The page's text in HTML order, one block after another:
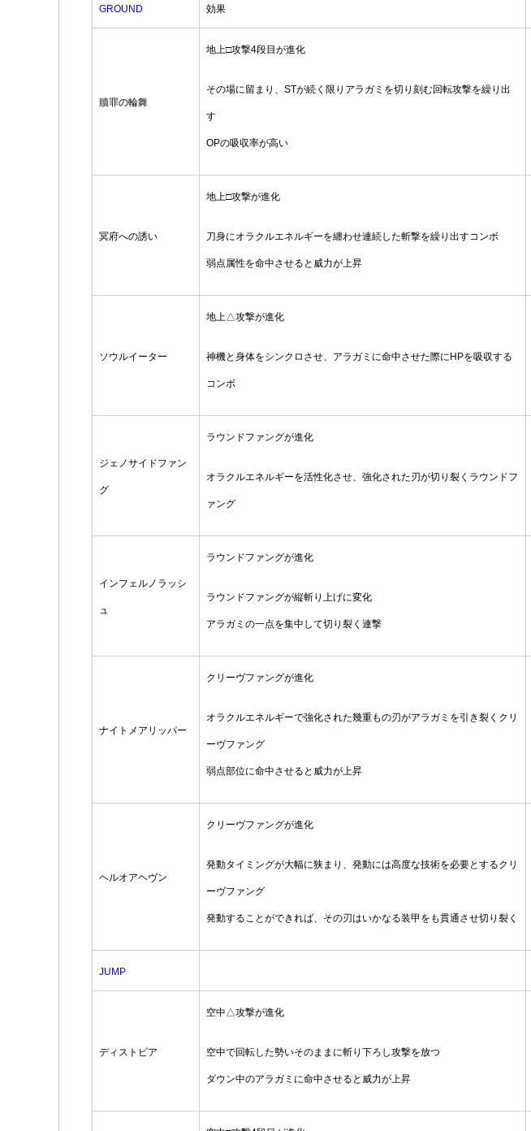
GROUND 効果
贖罪の輪舞
地上□攻撃4段目が進化
その場に留まり、STが続く限りアラガミを切り刻む回転攻撃を繰り出
す
OPの吸収率が高い
冥府への誘い
地上□攻撃が進化
刀身にオラクルエネルギーを纏わせ連続した斬撃を繰り出すコンボ
弱点属性を命中させると威力が上昇
ソウルイーター
地上△攻撃が進化
神機と身体をシンクロさせ、アラガミに命中させた際にHPを吸収する
コンボ
ジェノサイドファン
グ
ラウンドファングが進化
オラクルエネルギーを活性化させ、強化された刃が切り裂くラウンドフ
ァング
インフェルノラッシ
ュ
ラウンドファングが進化
ラウンドファングが縦斬り上げに変化
アラガミの一点を集中して切り裂く連撃
ナイトメアリッパー
クリーヴファングが進化
オラクルエネルギーで強化された幾重もの刃がアラガミを引き裂くクリ
ーヴファング
弱点部位に命中させると威力が上昇
ヘルオアヘヴン
クリーヴファングが進化
発動タイミングが大幅に狭まり、発動には高度な技術を必要とするクリ
ーヴファング
発動することができれば、その刃はいかなる装甲をも貫通させ切り裂く
JUMP
ディストピア
空中△攻撃が進化
空中で回転した勢いそのままに斬り下ろし攻撃を放つ
ダウン中のアラガミに命中させると威力が上昇